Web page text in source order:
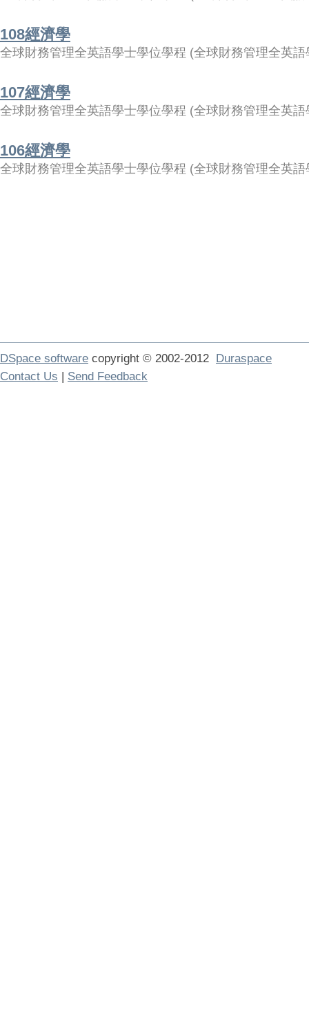
108經濟學
全球財務管理全英語學士學位學程 (全球財務管理全英
107經濟學
全球財務管理全英語學士學位學程 (全球財務管理全英
106經濟學
全球財務管理全英語學士學位學程 (全球財務管理全英
DSpace software copyright © 2002-2012 Duraspace
Contact Us | Send Feedback